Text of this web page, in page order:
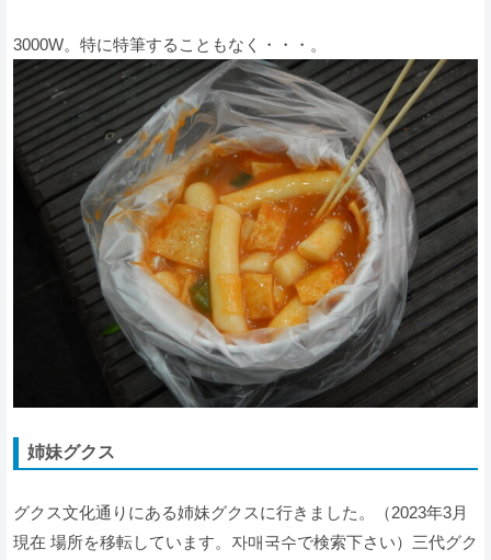
3000W。特に特筆することもなく・・・。
姉妹グクス
グクス文化通りにある姉妹グクスに行きました。（2023年3月
現在 場所を移転しています。자매국수で検索下さい）三代グク